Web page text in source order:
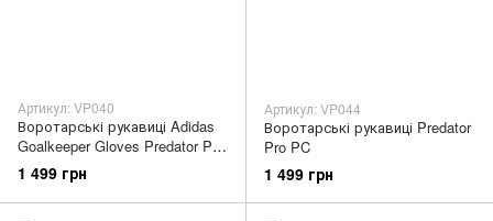
Артикул: VP040
Воротарські рукавиці Adidas
Goalkeeper Gloves Predator Pro
PC
1 499 грн
Артикул: VP044
Воротарські рукавиці Predator
Pro PC
1 499 грн